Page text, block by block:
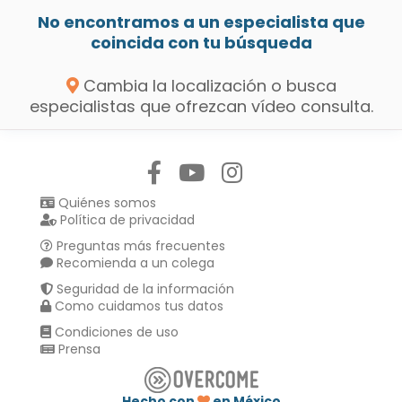
No encontramos a un especialista que
coincida con tu búsqueda
Cambia la localización o busca
especialistas que ofrezcan vídeo consulta.
Quiénes somos
Política de privacidad
Preguntas más frecuentes
Recomienda a un colega
Seguridad de la información
Como cuidamos tus datos
Condiciones de uso
Prensa